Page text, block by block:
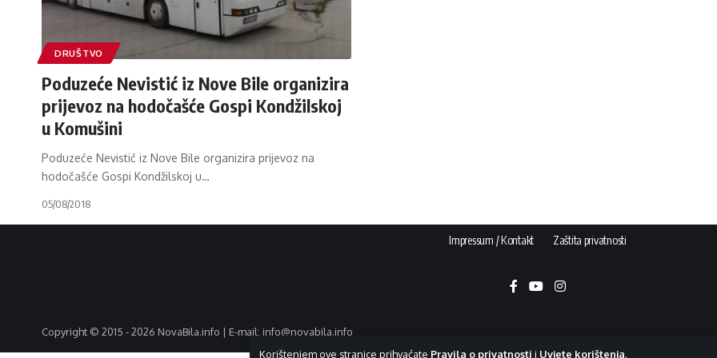
Korištenjem ove stranice prihvaćate Pravila o privatnosti i Uvjete korištenja.
DRUŠTVO
Poduzeće Nevistić iz Nove Bile organizira
prijevoz na hodočašće Gospi Kondžilskoj
u Komušini
Poduzeće Nevistić iz Nove Bile organizira prijevoz na
hodočašće Gospi Kondžilskoj u…
05/08/2018
Impressum / Kontakt Zaštita privatnosti
Copyright © 2015 - 2026 NovaBila.info | E-mail: info@novabila.info